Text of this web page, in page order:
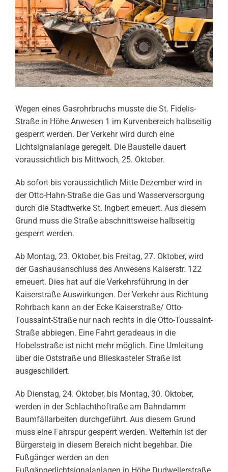
Wegen eines Gasrohrbruchs musste die St. Fidelis-
Straße in Höhe Anwesen 1 im Kurvenbereich halbseitig
gesperrt werden. Der Verkehr wird durch eine
Lichtsignalanlage geregelt. Die Baustelle dauert
voraussichtlich bis Mittwoch, 25. Oktober.
Ab sofort bis voraussichtlich Mitte Dezember wird in
der Otto-Hahn-Straße die Gas und Wasserversorgung
durch die Stadtwerke St. Ingbert erneuert. Aus diesem
Grund muss die Straße abschnittsweise halbseitig
gesperrt werden.
Ab Montag, 23. Oktober, bis Freitag, 27. Oktober, wird
der Gashausanschluss des Anwesens Kaiserstr. 122
erneuert. Dies hat auf die Verkehrsführung in der
Kaiserstraße Auswirkungen. Der Verkehr aus Richtung
Rohrbach kann an der Ecke Kaiserstraße/ Otto-
Toussaint-Straße nur nach rechts in die Otto-Toussaint-
Straße abbiegen. Eine Fahrt geradeaus in die
Hobelsstraße ist nicht mehr möglich. Eine Umleitung
über die Oststraße und Blieskasteler Straße ist
ausgeschildert.
Ab Dienstag, 24. Oktober, bis Montag, 30. Oktober,
werden in der Schlachthoftraße am Bahndamm
Baumfällarbeiten durchgeführt. Aus diesem Grund
muss eine Fahrspur gesperrt werden. Weiterhin ist der
Bürgersteig in diesem Bereich nicht begehbar. Die
Fußgänger werden an den